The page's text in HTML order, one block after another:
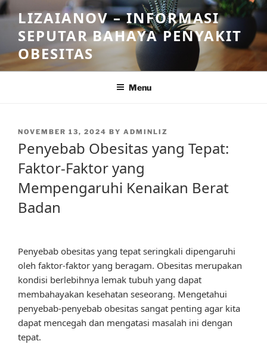
Skip
to
content
LIZAIANOV – INFORMASI
SEPUTAR BAHAYA PENYAKIT
OBESITAS
Menu
POSTED
NOVEMBER 13, 2024 BY ADMINLIZ
Penyebab Obesitas yang Tepat:
Faktor-Faktor yang
Mempengaruhi Kenaikan Berat
Badan
Penyebab obesitas yang tepat seringkali dipengaruhi
oleh faktor-faktor yang beragam. Obesitas merupakan
kondisi berlebihnya lemak tubuh yang dapat
membahayakan kesehatan seseorang. Mengetahui
penyebab-penyebab obesitas sangat penting agar kita
dapat mencegah dan mengatasi masalah ini dengan
tepat.